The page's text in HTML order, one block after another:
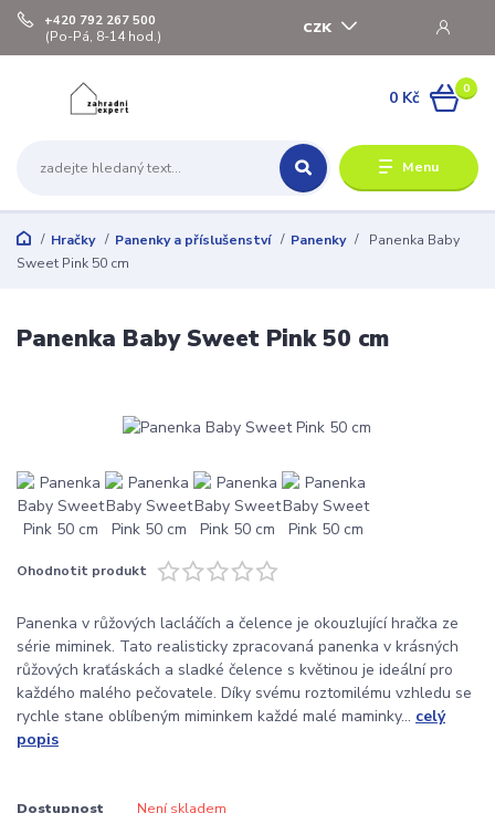
Menu
CZK
+420 792 267 500
(Po-Pá, 8-14 hod.)
0
0 Kč
Hračky Panenky a příslušenství Panenky
Panenka Baby
Sweet Pink 50 cm
Panenka Baby Sweet Pink 50 cm
Ohodnotit produkt
Panenka v růžových lacláčích a čelence je okouzlující hračka ze
série miminek. Tato realisticky zpracovaná panenka v krásných
růžových kraťáskách a sladké čelence s květinou je ideální pro
každého malého pečovatele. Díky svému roztomilému vzhledu se
rychle stane oblíbeným miminkem každé malé maminky... celý
popis
Dostupnost Není skladem